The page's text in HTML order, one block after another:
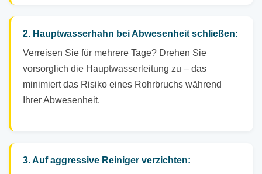
2. Hauptwasserhahn bei Abwesenheit schließen:
Verreisen Sie für mehrere Tage? Drehen Sie
vorsorglich die Hauptwasserleitung zu – das
minimiert das Risiko eines Rohrbruchs während
Ihrer Abwesenheit.
3. Auf aggressive Reiniger verzichten: